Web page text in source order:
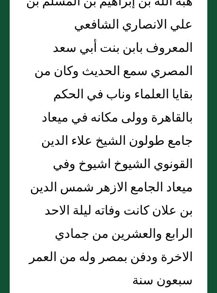
علي الانصاري الشافعي
المعروف بابن بنت أبي سعد
المصري سمع الحديث وكان من
بقايا العلماء وناب في الحكم
بالقاهرة وولى مكانه في ميعاد
جامع طولون الشيخ علاء الدين
القونوي الشيوخ اشيوخ وفي
ميعاد الجامع الازهر شمس الدين
بن علان كانت وفاته ليلة الاحد
الرابع والعشرين من جمادي
الاخرة ودفن بمصر وله من العمر
سبعون سنة